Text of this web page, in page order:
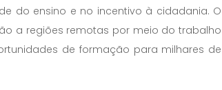
do ensino e no incentivo à cidadania. O
a regiões remotas por meio do trabalho
de formação para milhares de